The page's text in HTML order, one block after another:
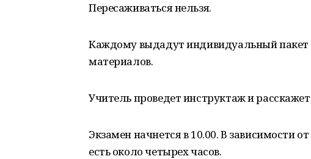
Пересаживаться нельзя.
Каждому выдадут индивидуальный
материалов.
Учитель проведет инструктаж и
Экзамен начнется в 10.00. В зависимости
есть около четырех часов.